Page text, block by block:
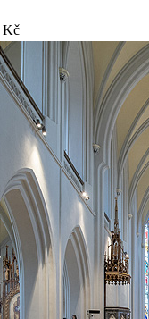
Kč